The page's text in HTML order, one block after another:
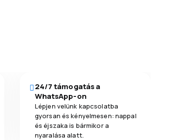
24/7 támogatás a
WhatsApp-on
Lépjen velünk kapcsolatba
gyorsan és kényelmesen: nappal
és éjszaka is bármikor a
nyaralása alatt.